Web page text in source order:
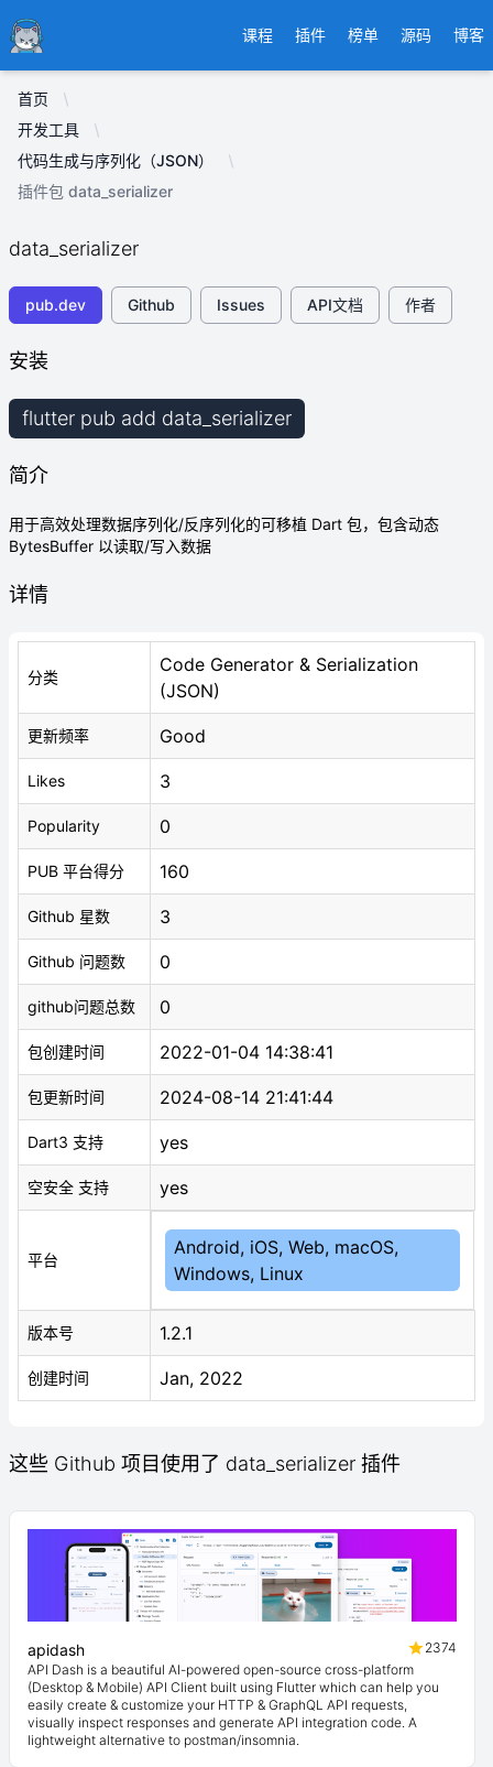
Ducafecat 课程 插件 榜单 源码 博客
首页
开发工具
代码生成与序列化（JSON）
插件包 data_serializer
data_serializer
pub.dev Github Issues API文档 作者
安装
flutter pub add data_serializer
简介
用于高效处理数据序列化/反序列化的可移植 Dart 包，包含动态
BytesBuffer 以读取/写入数据
详情
分类
Code Generator & Serialization
(JSON)
更新频率 Good
Likes 3
Popularity 0
PUB 平台得分 160
Github 星数 3
Github 问题数 0
github问题总数 0
包创建时间 2022-01-04 14:38:41
包更新时间 2024-08-14 21:41:44
Dart3 支持 yes
空安全 支持 yes
平台
Android, iOS, Web, macOS,
Windows, Linux
版本号 1.2.1
创建时间 Jan, 2022
这些 Github 项目使用了 data_serializer 插件
apidash
2374
API Dash is a beautiful AI-powered open-source cross-platform
(Desktop & Mobile) API Client built using Flutter which can help you
easily create & customize your HTTP & GraphQL API requests,
visually inspect responses and generate API integration code. A
lightweight alternative to postman/insomnia.